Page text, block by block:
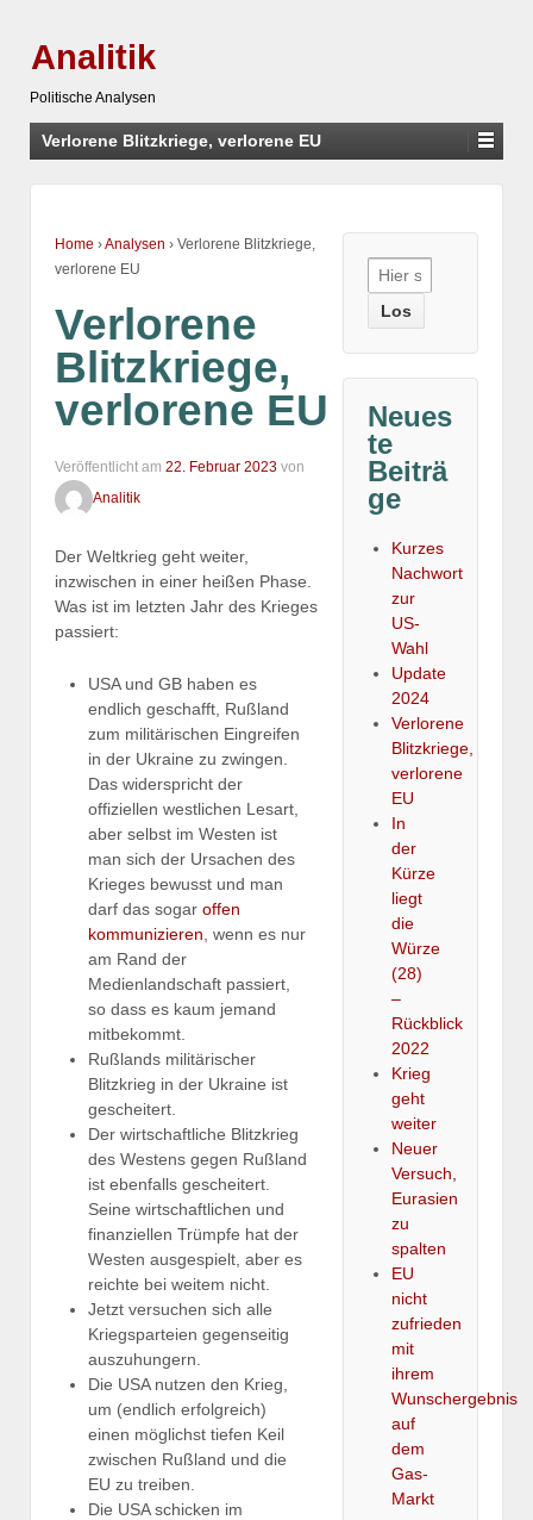
Analitik
Politische Analysen
Verlorene Blitzkriege, verlorene EU
Home ›Analysen › Verlorene Blitzkriege,
verlorene EU
Verlorene
Blitzkriege,
verlorene EU
Veröffentlicht am 22. Februar 2023 von
Analitik
Der Weltkrieg geht weiter,
inzwischen in einer heißen Phase.
Was ist im letzten Jahr des Krieges
passiert:
USA und GB haben es
endlich geschafft, Rußland
zum militärischen Eingreifen
in der Ukraine zu zwingen.
Das widerspricht der
offiziellen westlichen Lesart,
aber selbst im Westen ist
man sich der Ursachen des
Krieges bewusst und man
darf das sogar offen
kommunizieren , wenn es nur
am Rand der
Medienlandschaft passiert,
so dass es kaum jemand
mitbekommt.
Rußlands militärischer
Blitzkrieg in der Ukraine ist
gescheitert.
Der wirtschaftliche Blitzkrieg
des Westens gegen Rußland
ist ebenfalls gescheitert.
Seine wirtschaftlichen und
finanziellen Trümpfe hat der
Westen ausgespielt, aber es
reichte bei weitem nicht.
Jetzt versuchen sich alle
Kriegsparteien gegenseitig
auszuhungern.
Die USA nutzen den Krieg,
um (endlich erfolgreich)
einen möglichst tiefen Keil
zwischen Rußland und die
EU zu treiben.
Die USA schicken im
Suche
nach:
Neues
te
Beiträ
ge
Kurzes
Nachwort
zur
US-
Wahl
Update
2024
Verlorene
Blitzkriege,
verlorene
EU
In
der
Kürze
liegt
die
Würze
(28)
–
Rückblick
2022
Krieg
geht
weiter
Neuer
Versuch,
Eurasien
zu
spalten
EU
nicht
zufrieden
mit
ihrem
Wunschergebnis
auf
dem
Gas-
Markt